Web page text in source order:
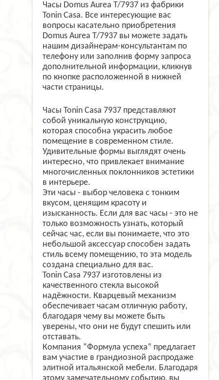
Часы Domus Aurea T/7937 из фабрики
Tonin Casa. Все интересующие вас
вопросы касательно приобретения
Domus Aurea T/7937 вы можете задать
нашим дизайнерам-консультантам по
телефону или заполнив форму запроса
дополнительной информации, кликнув
по кнопке расположенной в нижней
части страницы.
Часы Tonin Casa 7937 представляют
собой уникальную конструкцию,
которая способна украсить любое
помещение в современном стиле.
Удивительные формы выглядят очень
интересно, что привлекает внимание
многочисленных поклонников эстетики
в интерьере.
Эти часы - выбор человека с тонким
вкусом, ценящим красоту и
изысканность. Если для вас часы - это не
только возможность узнать, который
сейчас час, если вы понимаете, что это
небольшой аксессуар способен задать
стиль всему помещению, то эта модель
создана специально для вас.
Tonin Casa 7937 изготовлены из
качественного стекла высокой
надёжности. Кварцевый механизм
обеспечивает часам отличную работу,
благодаря чему вы можете быть
уверены, что они не будут спешить или
отставать.
Компания “Формула успеха” предлагает
вам участие в грандиозной распродаже
элитной итальянской мебели. Благодаря